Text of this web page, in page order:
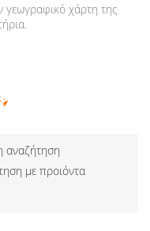
γεωγραφικό χάρτη της
αναζήτηση
με προιόντα